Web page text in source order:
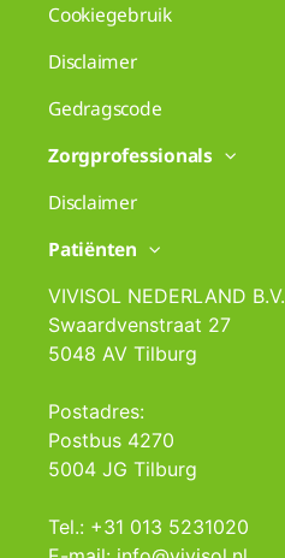
Cookiegebruik
Disclaimer
Gedragscode
Zorgprofessionals
Disclaimer
Patiënten
VIVISOL NEDERLAND B.V.
Swaardvenstraat 27
5048 AV Tilburg
Postadres:
Postbus 4270
5004 JG Tilburg
Tel.: +31 013 5231020